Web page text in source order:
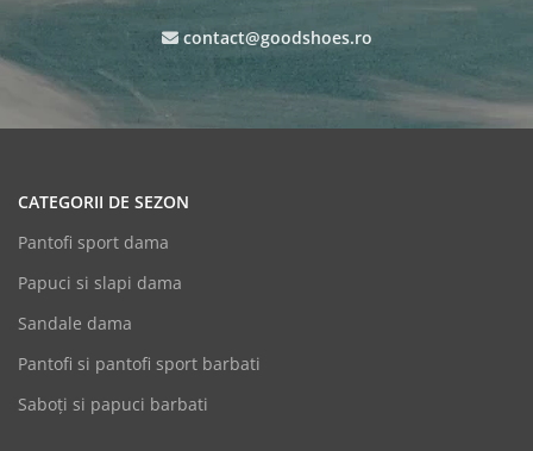
contact@goodshoes.ro
CATEGORII DE SEZON
Pantofi sport dama
Papuci si slapi dama
Sandale dama
Pantofi si pantofi sport barbati
Saboți si papuci barbati